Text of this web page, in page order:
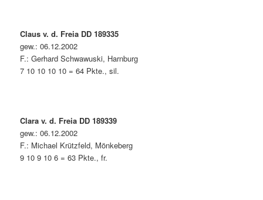
Claus v. d. Freia DD 189335
gew.: 06.12.2002
F.: Gerhard Schwawuski, Harnburg
7 10 10 10 10 = 64 Pkte., sil.
Clara v. d. Freia DD 189339
gew.: 06.12.2002
F.: Michael Krützfeld, Mönkeberg
9 10 9 10 6 = 63 Pkte., fr.